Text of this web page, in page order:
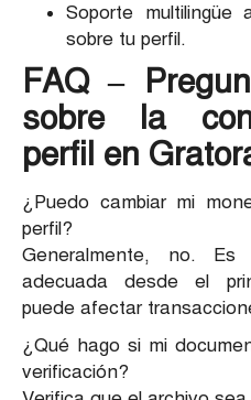
Soporte multilingüe
sobre tu perfil.
FAQ –
sobre la
perfil en
¿Puedo cambiar mi
perfil?
Generalmente, no.
adecuada desde el
puede afectar
¿Qué hago si mi
verificación?